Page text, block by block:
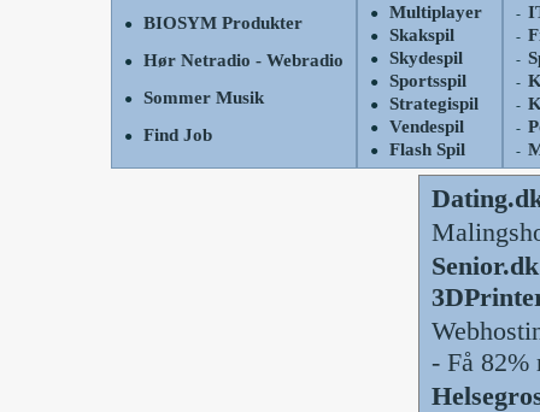
● BIOSYM Produkter
● Hør Netradio - Webradio
● Sommer Musik
● Find Job
● Multiplayer
● Skakspil
● Skydespil
● Sportsspil
● Strategispil
● Vendespil
● Flash Spil
-
-
-
-
-
-
-
- Få 82%